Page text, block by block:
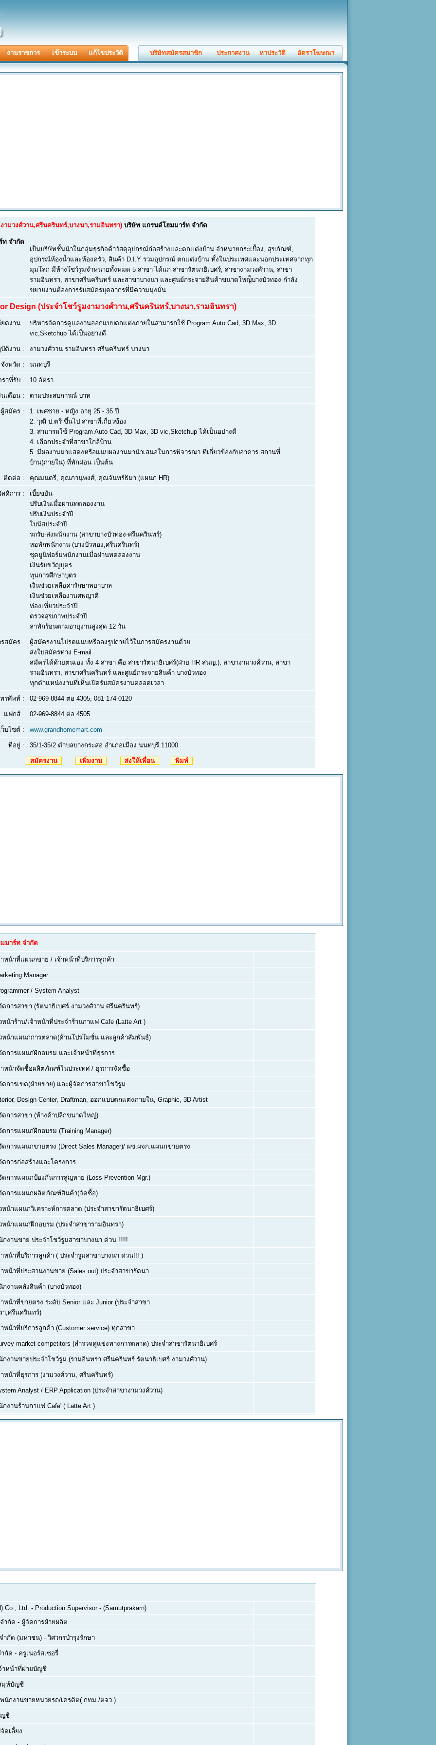
งานราชการ เข้าระบบ แก้ไขประวัติ บริษัทสมัครสมาชิก ประกาศงาน หาประวัติ อัตราโฆษณา
ามวงศ์วาน,ศรีนครินทร์,บางนา,รามอินทรา) บริษัท แกรนด์โฮมมาร์ท จำกัด
ท จำกัด
เป็นบริษัทชั้นนำในกลุ่มธุรกิจค้าวัสดุอุปกรณ์ก่อสร้างและตกแต่งบ้าน จำหน่ายกระเบื้อง, สุขภัณฑ์,
อุปกรณ์ห้องน้ำและห้องครัว, สินค้า D.I.Y รวมอุปกรณ์ ตกแต่งบ้าน ทั้งในประเทศและนอกประเทศจากทุก
มุมโลก มีห้างโชว์รูมจำหน่ายทั้งหมด 5 สาขา ได้แก่ สาขารัตนาธิเบศร์, สาขางามวงศ์วาน, สาขา
รามอินทรา, สาขาศรีนครินทร์ และสาขาบางนา และศูนย์กระจายสินค้าขนาดใหญ่ิบางบัวทอง กำลัง
ขยายงานต้องการรับสมัครบุคลากรที่มีความมุ่งมั่น
Design (ประจำโชว์รูมงามวงศ์วาน,ศรีนครินทร์,บางนา,รามอินทรา)
ยดงาน :
บริหารจัดการดูแลงานออกแบบตกแต่งภายในสามารถใช้ Program Auto Cad, 3D Max, 3D
vic,Sketchup ได้เป็นอย่างดี
ติงาน : งามวงศ์วาน รามอินทรา ศรีนครินทร์ บางนา
จังหวัด : นนทบุรี
ราที่รับ : 10 อัตรา
นเดือน : ตามประสบการณ์ บาท
สมัคร : 1. เพศชาย - หญิง อายุ 25 - 35 ปี
2. วุฒิ ป.ตรี ขึ้นไป สาขาที่เกี่ยวข้อง
3. สามารถใช้ Program Auto Cad, 3D Max, 3D vic,Sketchup ได้เป็นอย่างดี
4. เลือกประจำที่สาขาใกล้บ้าน
5. มีผลงานมาแสดงหรือแนบผลงานมานำเสนอในการพิจารณา ที่เกี่ยวข้องกับอาคาร สถานที่
บ้าน(ภายใน) ที่พักผ่อน เป็นต้น
ติดต่อ : คุณมนตรี, คุณภานุพงศ์, คุณจันทร์ธิมา (แผนก HR)
สดิการ :
เบี้ยขยัน
ปรับเงินเมื่อผ่านทดลองงาน
ปรับเงินประจำปี
โบนัสประจำปี
รถรับ-ส่งพนักงาน (สาขาบางบัวทอง-ศรีนครินทร์)
หอพักพนักงาน (บางบัวทอง,ศรีนครินทร์)
ชุดยูนิฟอร์มพนักงานเมื่อผ่านทดลองงาน
เงินรับขวัญบุตร
ทุนการศึกษาบุตร
เงินช่วยเหลือค่ารักษาพยาบาล
เงินช่วยเหลืองานศพญาติ
ท่องเที่ยวประจำปี
ตรวจสุขภาพประจำปี
ลาพักร้อนตามอายุงานสูงสุด 12 วัน
รสมัคร :
ผู้สมัครงานโปรดแนบหรือลงรูปถ่ายไว้ในการสมัครงานด้วย
ส่งใบสมัครทาง E-mail
สมัครได้ด้วยตนเอง ทั้ง 4 สาขา คือ สาขารัตนาธิเบศร์(ฝ่าย HR สนญ.), สาขางามวงศ์วาน, สาขา
รามอินทรา, สาขาศรีนครินทร์ และศูนย์กระจายสินค้า บางบัวทอง
ทุกตำแหน่งงานที่เห็นเปิดรับสมัครงานตลอดเวลา
รศัพท์ : 02-969-8844 ต่อ 4305, 081-174-0120
แฟกส์ : 02-969-8844 ต่อ 4505
ว็บไซต์ : www.grandhomemart.com
ที่อยู่ : 35/1-35/2 ตำบลบางกระสอ อำเภอเมือง นนทบุรี 11000
สมัครงาน เพิ่มงาน ส่งให้เพื่อน พิมพ์
มาร์ท จำกัด
าหน้าที่แผนกขาย / เจ้าหน้าที่บริการลูกค้า
Manager
/ System Analyst
ดการสาขา (รัตนาธิเบศร์ งามวงศ์วาน ศรีนครินทร์)
หน้าร้าน/เจ้าหน้าที่ประจำร้านกาแฟ Cafe (Latte Art )
หน้าแผนกการตลาด(ด้านโปรโมชั่น และลูกค้าสัมพันธ์)
ดการแผนกฝึกอบรม และเจ้าหน้าที่ธุรการ
าหน้าจัดซื้อผลิตภัณฑ์ในประเทศ / ธุรการจัดซื้อ
ดการเขต(ฝ่ายขาย) และผู้จัดการสาขาโชว์รูม
Design Center, Draftman, ออกแบบตกแต่งภายใน, Graphic, 3D Artist
ดการสาขา (ห้างค้าปลีกขนาดใหญ่)
ดการแผนกฝึกอบรม (Training Manager)
ดการแผนกขายตรง (Direct Sales Manager)/ ผช.ผจก.แผนกขายตรง
ดการก่อสร้างและโครงการ
ดการแผนกป้องกันการสูญหาย (Loss Prevention Mgr.)
ดการแผนกผลิตภัณฑ์สินค้า(จัดซื้อ)
หน้าแผนกวิเคราะห์การตลาด (ประจำสาขารัตนาธิเบศร์)
หน้าแผนกฝึกอบรม (ประจำสาขารามอินทรา)
กงานขาย ประจำโชว์รูมสาขาบางนา ด่วน !!!!!
าหน้าที่บริการลูกค้า ( ประจำรูมสาขาบางนา ด่วน!!! )
าหน้าที่ประสานงานขาย (Sales out) ประจำสาขารัตนา
กงานคลังสินค้า (บางบัวทอง)
าหน้าที่ขายตรง ระดับ Senior และ Junior (ประจำสาขา
า,ศรีนครินทร์)
าหน้าที่บริการลูกค้า (Customer service) ทุกสาขา
market competitors (สำรวจคู่แข่งทางการตลาด) ประจำสาขารัตนาธิเบศร์
กงานขายประจำโชว์รูม (รามอินทรา ศรีนครินทร์ รัตนาธิเบศร์ งามวงศ์วาน)
าหน้าที่ธุรการ (งามวงศ์วาน, ศรีนครินทร์)
Analyst / ERP Application (ประจำสาขางามวงศ์วาน)
กงานร้านกาแฟ Cafe' ( Latte Art )
Co., Ltd. - Production Supervisor - (Samutprakarn)
ำกัด - ผู้จัดการฝ่ายผลิต
ำกัด (มหาชน) - วิศวกรบำรุงรักษา
กัด - ครูเนอร์สเซอรี่
าหน้าที่ฝ่ายบัญชี
มุห์บัญชี
พนักงานขายหน่วยรถ/เครดิต( กทม./ตจว.)
ญชี
ดเลี้ยง